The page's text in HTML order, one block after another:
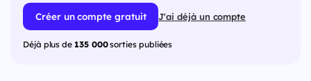
Créer un compte gratuit J'ai déjà un compte
Déjà plus de 135 000sorties publiées